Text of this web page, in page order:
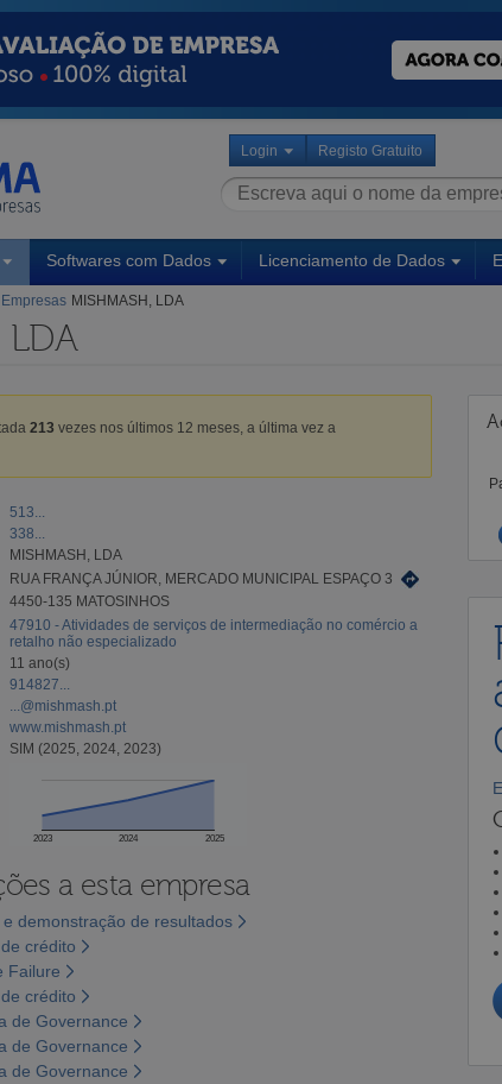
Login Registo Gratuito
Softwares com Dados Licenciamento de Dados
MISHMASH, LDA
LDA
213 vezes nos últimos 12 meses, a última vez a
513...
338...
MISHMASH, LDA
RUA FRANÇA JÚNIOR, MERCADO MUNICIPAL ESPAÇO 3
4450-135 MATOSINHOS
47910 - Atividades de serviços de intermediação no comércio a
retalho não especializado
11 ano(s)
914827...
...@mishmash.pt
www.mishmash.pt
SIM (2025, 2024, 2023)
2023 2024 2025
a esta empresa
demonstração de resultados
crédito
Failure
crédito
de Governance
de Governance
de Governance